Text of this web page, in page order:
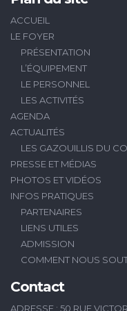
ACCUEIL
LE FOYER
PRÉSENTATION
L’ÉQUIPEMENT
LE PERSONNEL
LES ACTIVITÉS
AGENDA
ACTUALITÉS
LES GAZOUILLIS DU
PRESSE ET MÉDIAS
PHOTOS ET VIDÉOS
INFOS PRATIQUES
PARTENAIRES
LIENS UTILES
ADMISSION
COMMENT NOUS
Contact
ADRESSE : 50 RUE